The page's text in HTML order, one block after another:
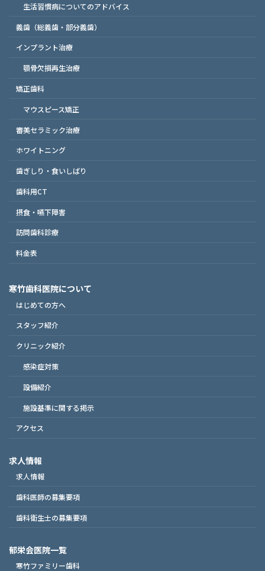
生活習慣病についてのアドバイス
義歯（総義歯・部分義歯）
インプラント治療
顎骨欠損再生治療
矯正歯科
マウスピース矯正
審美セラミック治療
ホワイトニング
歯ぎしり・食いしばり
歯科用CT
摂食・嚥下障害
訪問歯科診療
料金表
寒竹歯科医院について
はじめての方へ
スタッフ紹介
クリニック紹介
感染症対策
設備紹介
施設基準に関する掲示
アクセス
求人情報
求人情報
歯科医師の募集要項
歯科衛生士の募集要項
郁栄会医院一覧
寒竹ファミリー歯科